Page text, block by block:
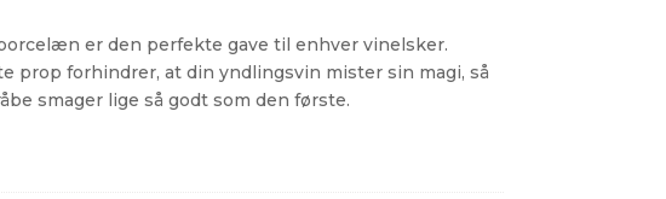
er den perfekte gave til enhver vinelsker.
prop forhindrer, at din yndlingsvin mister sin magi, så
smager lige så godt som den første.